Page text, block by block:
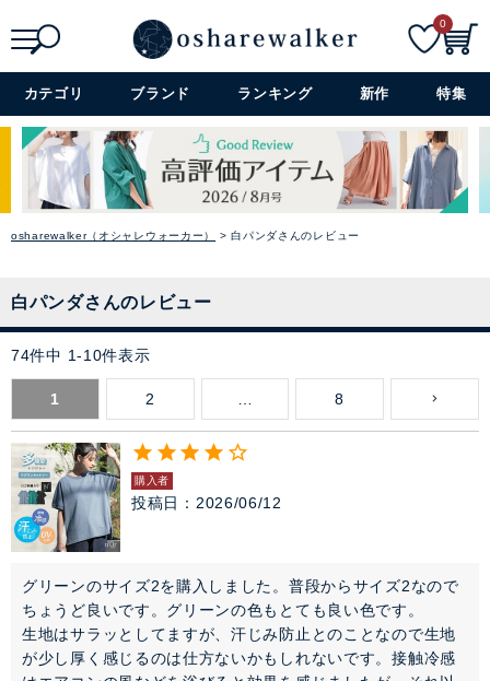
詳細検索+
0
カテゴリ ブランド ランキング 新作 特集
osharewalker（オシャレウォーカー） 白パンダさんのレビュー
白パンダさんのレビュー
74件中 1-10件表示
1 2 8
購入者
投稿日 2026/06/12
グリーンのサイズ2を購入しました。普段からサイズ2なので
ちょうど良いです。グリーンの色もとても良い色です。
生地はサラッとしてますが、汗じみ防止とのことなので生地
が少し厚く感じるのは仕方ないかもしれないです。接触冷感